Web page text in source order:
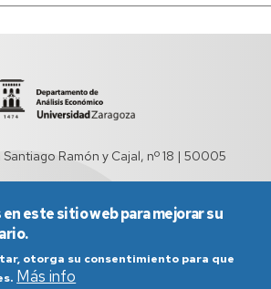
Ramón y Cajal, nº 18 | 50005
este sitio web para mejorar su
otorga su consentimiento para que
Más info